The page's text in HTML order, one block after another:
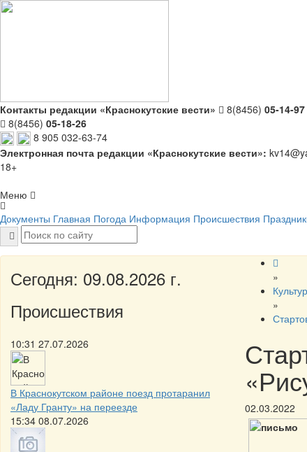
Контакты редакции «Краснокутские вести» 8(8456) 05-14-97
8(8456) 05-18-26
8 905 032-63-74
Электронная почта редакции «Краснокутские вести»:
18+
Меню
Документы Главная Погода Информация Происшествия
Сегодня: 09.08.2026 г.
Происшествия
10:31 27.07.2026
В Краснокутском районе поезд протаранил
«Ладу Гранту» на переезде
15:34 08.07.2026
»
»
02.03.2022